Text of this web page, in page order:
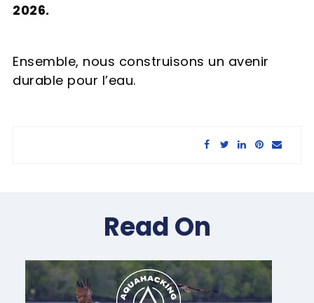
2026.
Ensemble, nous construisons un avenir
durable pour l’eau.
Read On